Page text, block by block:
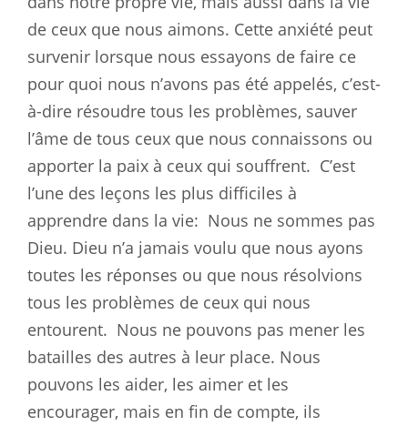
de ceux que nous aimons. Cette anxiété peut
survenir lorsque nous essayons de faire ce
pour quoi nous n’avons pas été appelés, c’est-
à-dire résoudre tous les problèmes, sauver
l’âme de tous ceux que nous connaissons ou
apporter la paix à ceux qui souffrent. C’est
l’une des leçons les plus difficiles à
apprendre dans la vie: Nous ne sommes pas
Dieu. Dieu n’a jamais voulu que nous ayons
toutes les réponses ou que nous résolvions
tous les problèmes de ceux qui nous
entourent. Nous ne pouvons pas mener les
batailles des autres à leur place. Nous
pouvons les aider, les aimer et les
encourager, mais en fin de compte, ils